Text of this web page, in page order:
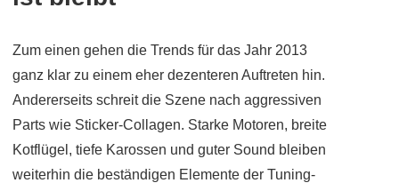
Zum einen gehen die Trends für das Jahr 2013
ganz klar zu einem eher dezenteren Auftreten hin.
Andererseits schreit die Szene nach aggressiven
Parts wie Sticker-Collagen. Starke Motoren, breite
Kotflügel, tiefe Karossen und guter Sound bleiben
weiterhin die beständigen Elemente der Tuning-